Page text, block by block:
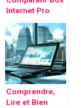
Internet Pro
2024 : guide
complet pour
les TPE et PME
Comprendre,
Lire et Bien